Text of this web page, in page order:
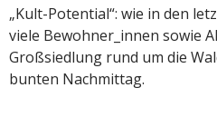
„Kult-Potential“: wie in den
viele Bewohner_innen sowie
Großsiedlung rund um die
bunten Nachmittag.